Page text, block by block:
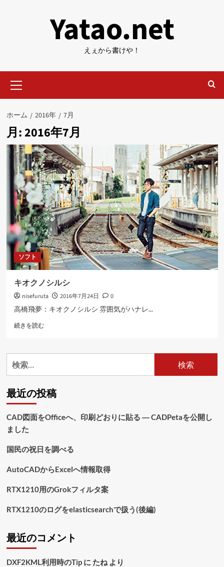
Yatao.net
えぇから書けや！
イ
ン
ニ
ュ
ー
ホーム 2016年 7月
月:2016年7月
ソフト
キオクノシルシ
nisefuruta 2016年7月24日
0
高橋飛夢：キオクノシルシ 雰囲気がハナレ...
続きを読むキ
ノ
に
つ
て
に
む
検
索:
最近の投稿
CAD図面をOfficeへ、印刷どおりに貼る ― CADPetaを公開し
ました
国民の祝日を調べる
AutoCADからExcelへ情報取得
RTX1210用のGrokフィルタ案
RTX1210のログをelasticsearchで扱う(後編)
最近のコメント
DXF2KML利用時のTipに たねより